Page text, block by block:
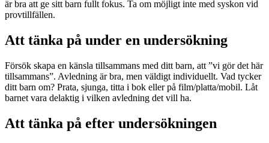
är bra att ge sitt barn fullt fokus. Ta om möjligt inte med syskon vid
provtillfällen.
Att tänka på under en undersökning
Försök skapa en känsla tillsammans med ditt barn, att ”vi gör det här
tillsammans”. Avledning är bra, men väldigt individuellt. Vad tycker
ditt barn om? Prata, sjunga, titta i bok eller på film/platta/mobil. Låt
barnet vara delaktig i vilken avledning det vill ha.
Att tänka på efter undersökningen